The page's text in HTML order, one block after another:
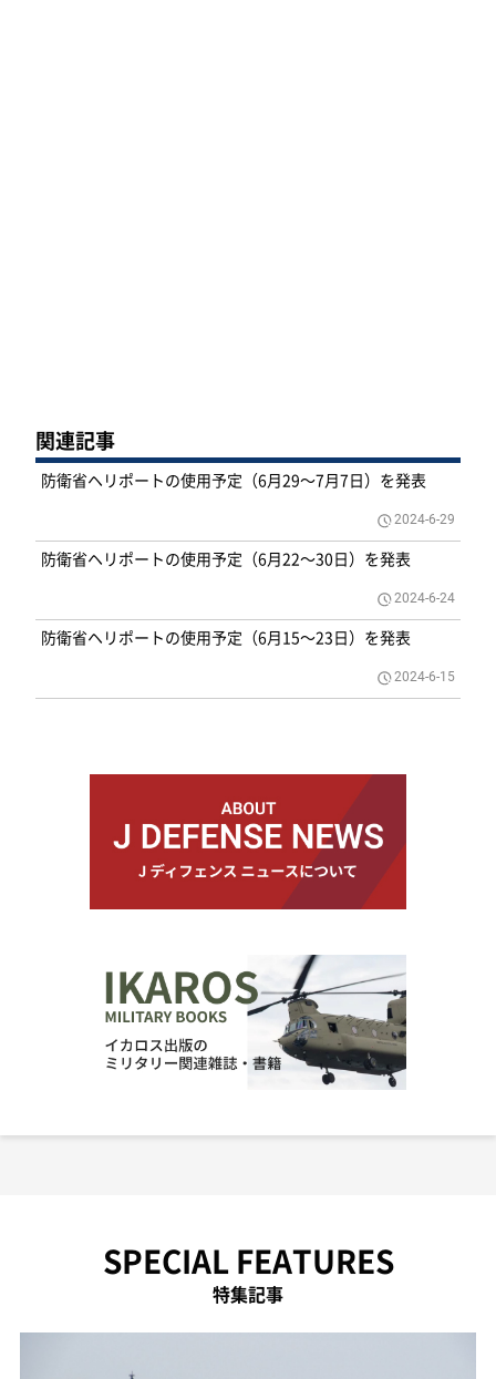
関連記事
防衛省ヘリポートの使用予定（6月29～7月7日）を発表
2024-6-29
防衛省ヘリポートの使用予定（6月22～30日）を発表
2024-6-24
防衛省ヘリポートの使用予定（6月15～23日）を発表
2024-6-15
SPECIAL FEATURES
特集記事